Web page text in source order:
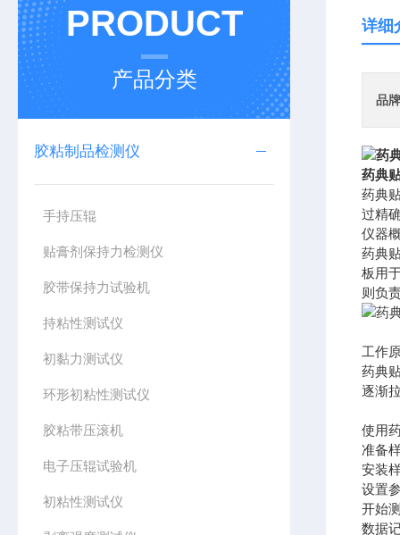
PRODUCT
产品分类
胶粘制品检测仪
手持压辊
贴膏剂保持力检测仪
胶带保持力试验机
持粘性测试仪
初黏力测试仪
环形初粘性测试仪
胶粘带压滚机
电子压辊试验机
初粘性测试仪
详细
品牌
药典
药典
过精
仪器
药典
板用
则负
工作
药典
逐渐
使用
准备
安装
设置
开始
数据